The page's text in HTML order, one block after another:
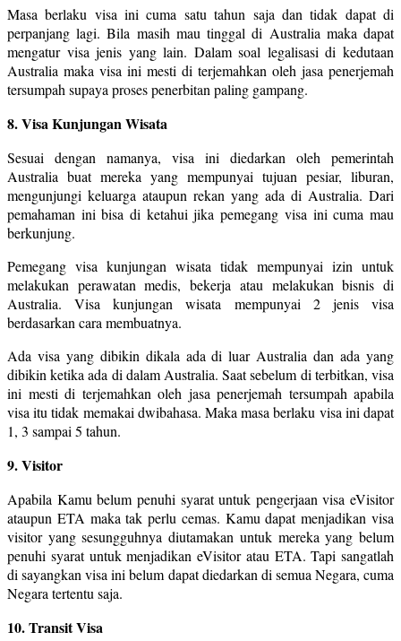
Masa berlaku visa ini cuma satu tahun saja dan tidak dapat di
perpanjang lagi. Bila masih mau tinggal di Australia maka dapat
mengatur visa jenis yang lain. Dalam soal legalisasi di kedutaan
Australia maka visa ini mesti di terjemahkan oleh jasa penerjemah
tersumpah supaya proses penerbitan paling gampang.
8. Visa Kunjungan Wisata
Sesuai dengan namanya, visa ini diedarkan oleh pemerintah
Australia buat mereka yang mempunyai tujuan pesiar, liburan,
mengunjungi keluarga ataupun rekan yang ada di Australia. Dari
pemahaman ini bisa di ketahui jika pemegang visa ini cuma mau
berkunjung.
Pemegang visa kunjungan wisata tidak mempunyai izin untuk
melakukan perawatan medis, bekerja atau melakukan bisnis di
Australia. Visa kunjungan wisata mempunyai 2 jenis visa
berdasarkan cara membuatnya.
Ada visa yang dibikin dikala ada di luar Australia dan ada yang
dibikin ketika ada di dalam Australia. Saat sebelum di terbitkan, visa
ini mesti di terjemahkan oleh jasa penerjemah tersumpah apabila
visa itu tidak memakai dwibahasa. Maka masa berlaku visa ini dapat
1, 3 sampai 5 tahun.
9. Visitor
Apabila Kamu belum penuhi syarat untuk pengerjaan visa eVisitor
ataupun ETA maka tak perlu cemas. Kamu dapat menjadikan visa
visitor yang sesungguhnya diutamakan untuk mereka yang belum
penuhi syarat untuk menjadikan eVisitor atau ETA. Tapi sangatlah
di sayangkan visa ini belum dapat diedarkan di semua Negara, cuma
Negara tertentu saja.
10. Transit Visa